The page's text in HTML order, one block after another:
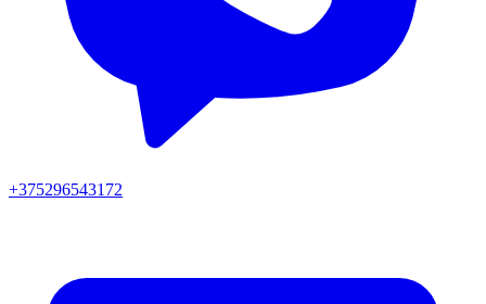
+375296543172